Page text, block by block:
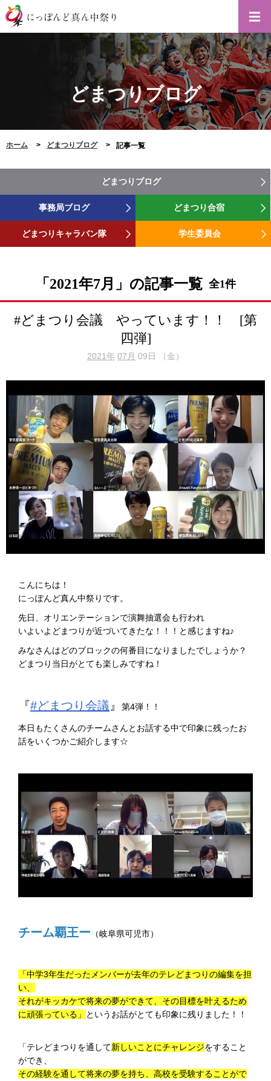
どまつりブログ
ホーム どまつりブログ 記事一覧
どまつりブログ
事務局ブログ どまつり合宿
どまつりキャラバン隊 学生委員会
「2021年7月」の記事一覧 全1件
#どまつり会議 やっています！！ [第
四弾]
2021年 07月 09日 （金）
こんにちは！
にっぽんど真ん中祭りです。
先日、オリエンテーションで演舞抽選会も行われ
いよいよどまつりが近づいてきたな！！！と感じますね♪
みなさんはどのブロックの何番目になりましたでしょうか？
どまつり当日がとても楽しみですね！
『#どまつり会議 』 第4弾！！
本日もたくさんのチームさんとお話する中で印象に残ったお
話をいくつかご紹介します☆
チーム覇王ー （岐阜県可児市）
「中学3年生だったメンバーが去年のテレどまつりの編集を担
い、
それがキッカケで将来の夢ができて、その目標を叶えるため
に頑張っている」
というお話がとても印象に残りました！！
「テレどまつりを通して新しいことにチャレンジをすること
ができ、
その経験を通して将来の夢を持ち、高校を受験することがで